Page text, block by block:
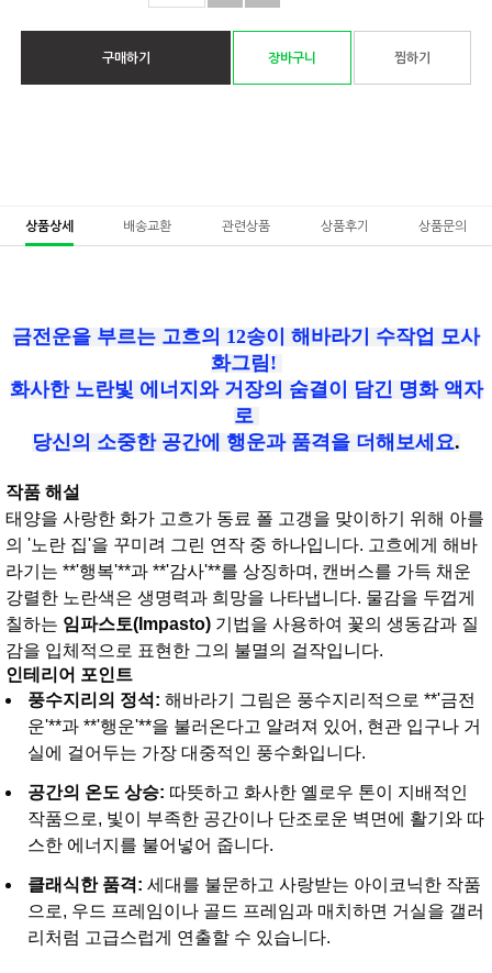
구매하기 장바구니 찜하기
상품상세 배송교환 관련상품 상품후기 상품문의
금전운을 부르는 고흐의 12송이 해바라기 수작업 모사
화그림!
화사한 노란빛 에너지와 거장의 숨결이 담긴 명화 액자
로
당신의 소중한 공간에 행운과 품격을 더해보세요.
작품 해설
태양을 사랑한 화가 고흐가 동료 폴 고갱을 맞이하기 위해 아를
의 '노란 집'을 꾸미려 그린 연작 중 하나입니다. 고흐에게 해바
라기는 **'행복'**과 **'감사'**를 상징하며, 캔버스를 가득 채운
강렬한 노란색은 생명력과 희망을 나타냅니다. 물감을 두껍게
칠하는 임파스토(Impasto) 기법을 사용하여 꽃의 생동감과 질
감을 입체적으로 표현한 그의 불멸의 걸작입니다.
인테리어 포인트
풍수지리의 정석: 해바라기 그림은 풍수지리적으로 **'금전
운'**과 **'행운'**을 불러온다고 알려져 있어, 현관 입구나 거
실에 걸어두는 가장 대중적인 풍수화입니다.
공간의 온도 상승: 따뜻하고 화사한 옐로우 톤이 지배적인
작품으로, 빛이 부족한 공간이나 단조로운 벽면에 활기와 따
스한 에너지를 불어넣어 줍니다.
클래식한 품격: 세대를 불문하고 사랑받는 아이코닉한 작품
으로, 우드 프레임이나 골드 프레임과 매치하면 거실을 갤러
리처럼 고급스럽게 연출할 수 있습니다.